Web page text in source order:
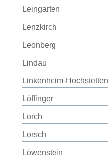
Leingarten
Lenzkirch
Leonberg
Lindau
Linkenheim-Hochstetten
Löffingen
Lorch
Lorsch
Löwenstein